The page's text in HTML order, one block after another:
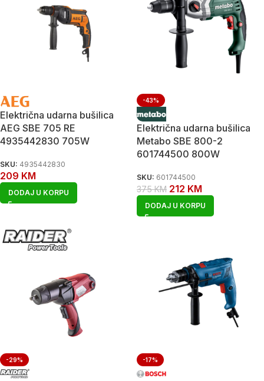
Električna udarna bušilica
AEG SBE 705 RE
4935442830 705W
SKU: 4935442830
209 KM
DODAJ U KORPU
-43%
Električna udarna bušilica
Metabo SBE 800-2
601744500 800W
SKU: 601744500
375KM 212 KM
DODAJ U KORPU
-29% -17%